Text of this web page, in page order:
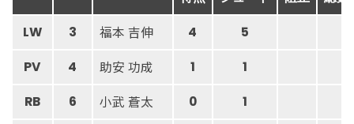
LW 3 福本 吉伸 4 5
PV 4 助安 功成 1 1
RB 6 小武 蒼太 0 1